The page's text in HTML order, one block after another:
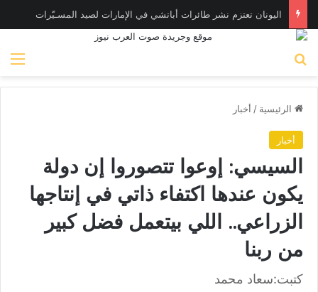
اليونان تعتزم نشر طائرات أباتشي في الإمارات لصيد المسـيّرات
الرئيسية / أخبار
أخبار
السيسي: إوعوا تتصوروا إن دولة
يكون عندها اكتفاء ذاتي في إنتاجها
الزراعي.. اللي بيتعمل فضل كبير
من ربنا
كتبت:سعاد محمد